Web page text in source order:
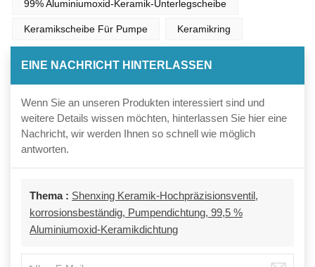
99% Aluminiumoxid-Keramik-Unterlegscheibe
Keramikscheibe Für Pumpe Keramikring
EINE NACHRICHT HINTERLASSEN
Wenn Sie an unseren Produkten interessiert sind und
weitere Details wissen möchten, hinterlassen Sie hier eine
Nachricht, wir werden Ihnen so schnell wie möglich
antworten.
Thema : Shenxing Keramik-Hochpräzisionsventil,
korrosionsbeständig, Pumpendichtung, 99,5 %
Aluminiumoxid-Keramikdichtung